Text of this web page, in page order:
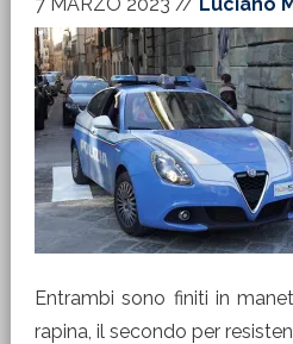
Entrambi sono finiti in
rapina, il secondo per